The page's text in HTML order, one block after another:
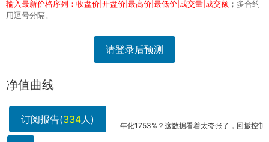
输入最新价格序列：收盘价|开盘价|最高价|最低价|成交量|成交额 ；多合约
用逗号分隔。
请登录后预测
净值曲线
订阅报告(334人)
年化1753%？这数据看着太夸张了，回撤控制怎么